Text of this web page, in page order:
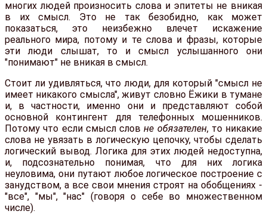
многих людей произносить слова и эпитеты не вникая
в их смысл. Это не так безобидно, как может
показаться, это неизбежно влечет искажение
реального мира, потому и те слова и фразы, которые
эти люди слышат, то и смысл услышанного они
"понимают" не вникая в смысл.
Стоит ли удивляться, что люди, для который "смысл не
имеет никакого смысла", живут словно Ёжики в тумане
и, в частности, именно они и представляют собой
основной контингент для телефонных мошенников.
Потому что если смысл словне обязателен, то никакие
слова не увязать в логическую цепочку, чтобы сделать
логический вывод. Логика для этих людей недоступна,
и, подсознательно понимая, что для них логика
неуловима, они путают любое логическое построение с
занудством, а все свои мнения строят на обобщениях -
"все", "мы", "нас" (говоря о себе во множественном
числе).